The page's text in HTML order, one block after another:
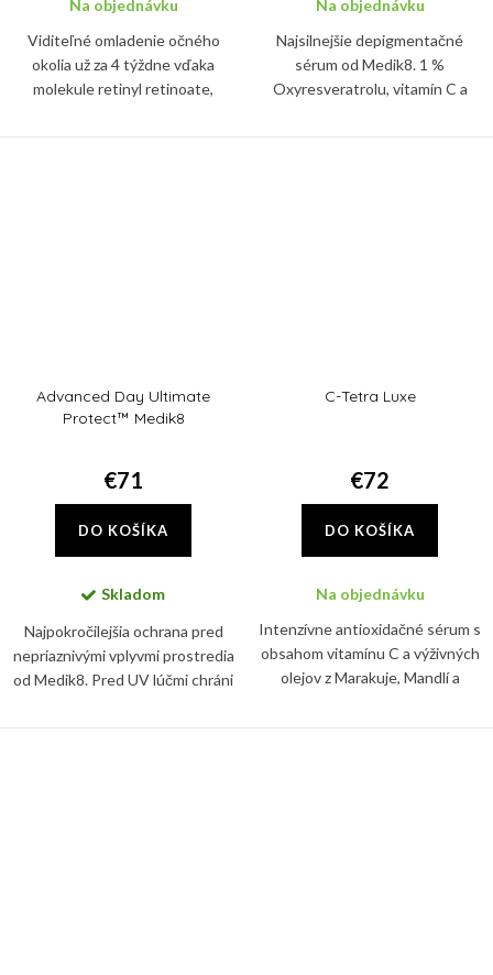
Na objednávku
Viditeľné omladenie očného
okolia už za 4 týždne vďaka
molekule retinyl retinoate,
Na objednávku
Najsilnejšie depigmentačné
sérum od Medik8. 1 %
Oxyresveratrolu, vitamín C a
Advanced Day Ultimate
Protect™ Medik8
€71
DO KOŠÍKA
Skladom
Najpokročilejšia ochrana pred
nepriaznivými vplyvmi prostredia
od Medik8. Pred UV lúčmi chráni
C-Tetra Luxe
€72
DO KOŠÍKA
Na objednávku
Intenzívne antioxidačné sérum s
obsahom vitamínu C a výživných
olejov z Marakuje, Mandlí a